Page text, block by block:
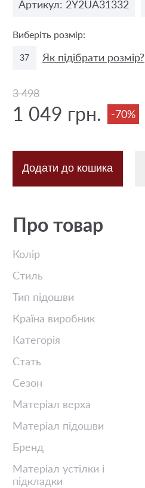
Артикул: 2Y2UA31332
Виберіть розмір:
37 Як підібрати розмір?
3 498
1 049 грн. -70%
Додати до кошика
Про товар
Колір
Стиль
Тип підошви
Країна виробник
Категорія
Стать
Сезон
Матеріал верха
Матеріал підошви
Бренд
Матеріал устілки і
підкладки